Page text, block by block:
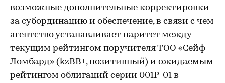
возможные дополнительные корректировки
за субординацию и обеспечение, в связи с чем
агентство устанавливает паритет между
текущим рейтингом поручителя ТОО «Сейф-
Ломбард» (kzBB+, позитивный) и ожидаемым
рейтингом облигаций серии 001Р-01 в